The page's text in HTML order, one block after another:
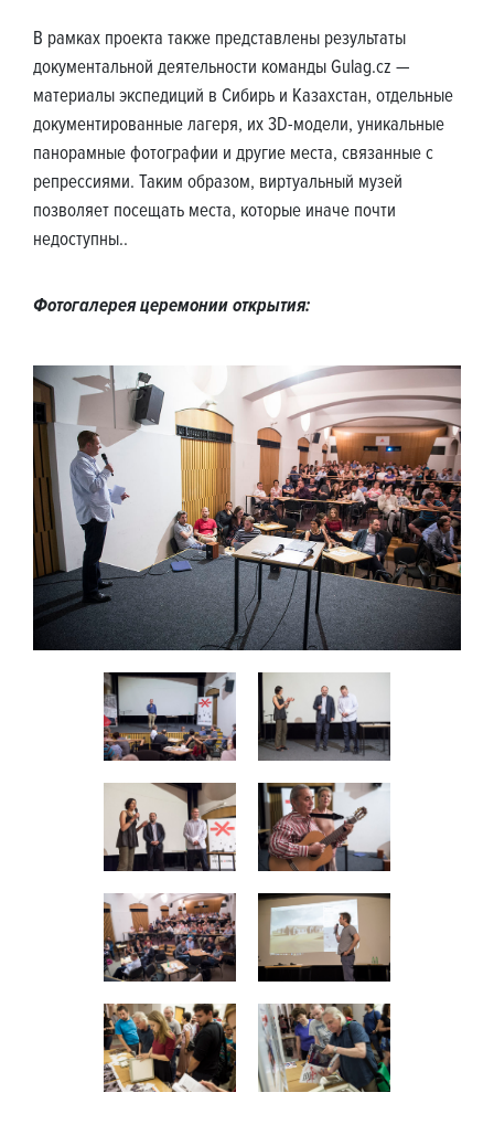
В рамках проекта также представлены результаты
документальной деятельности команды Gulag.cz —
материалы экспедиций в Сибирь и Казахстан, отдельные
документированные лагеря, их 3D-модели, уникальные
панорамные фотографии и другие места, связанные с
репрессиями. Таким образом, виртуальный музей
позволяет посещать места, которые иначе почти
недоступны..
Фотогалерея церемонии открытия: